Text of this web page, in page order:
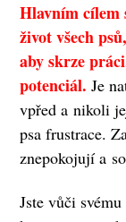
Hlavním cílem
život všech
aby skrze
potenciál. Je
vpřed a nikoli
psa frustrace.
znepokojují a
Jste vůči